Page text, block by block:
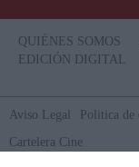
QUIÉNES SOMOS
EDICIÓN DIGITAL
Aviso Legal Politica de
Cartelera Cine